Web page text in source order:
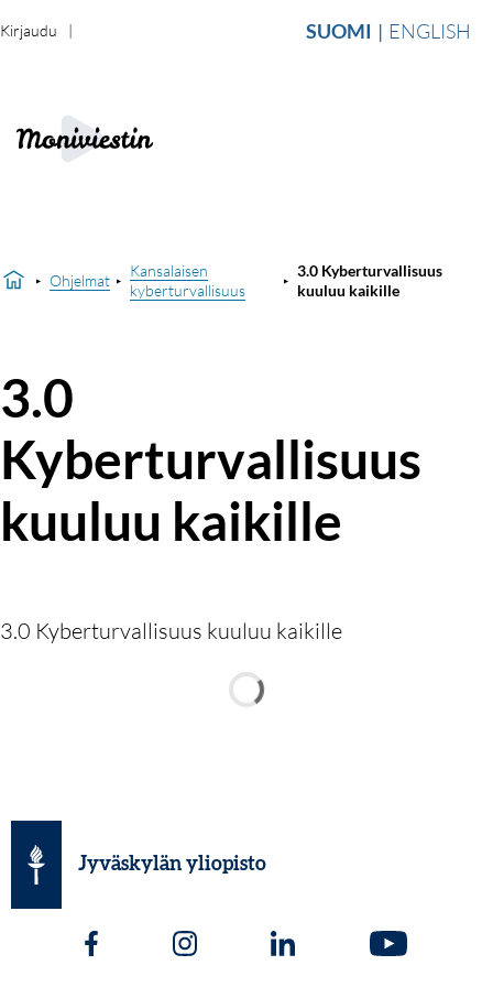
SUOMI ENGLISH
Kirjaudu
Ohjelmat
Kansalaisen
kyberturvallisuus
3.0 Kyberturvallisuus
kuuluu kaikille
3.0
Kyberturvallisuus
kuuluu kaikille
3.0 Kyberturvallisuus kuuluu kaikille
Jyväskylän yliopisto